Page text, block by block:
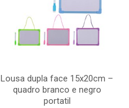
Lousa dupla face 15x20cm –
quadro branco e negro
portatil